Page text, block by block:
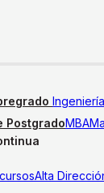
PostgradoMBA
Alta